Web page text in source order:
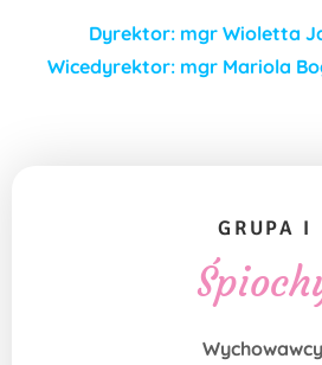
Dyrektor: mgr Wioletta
Wicedyrektor: mgr Mariola
GRUPA I